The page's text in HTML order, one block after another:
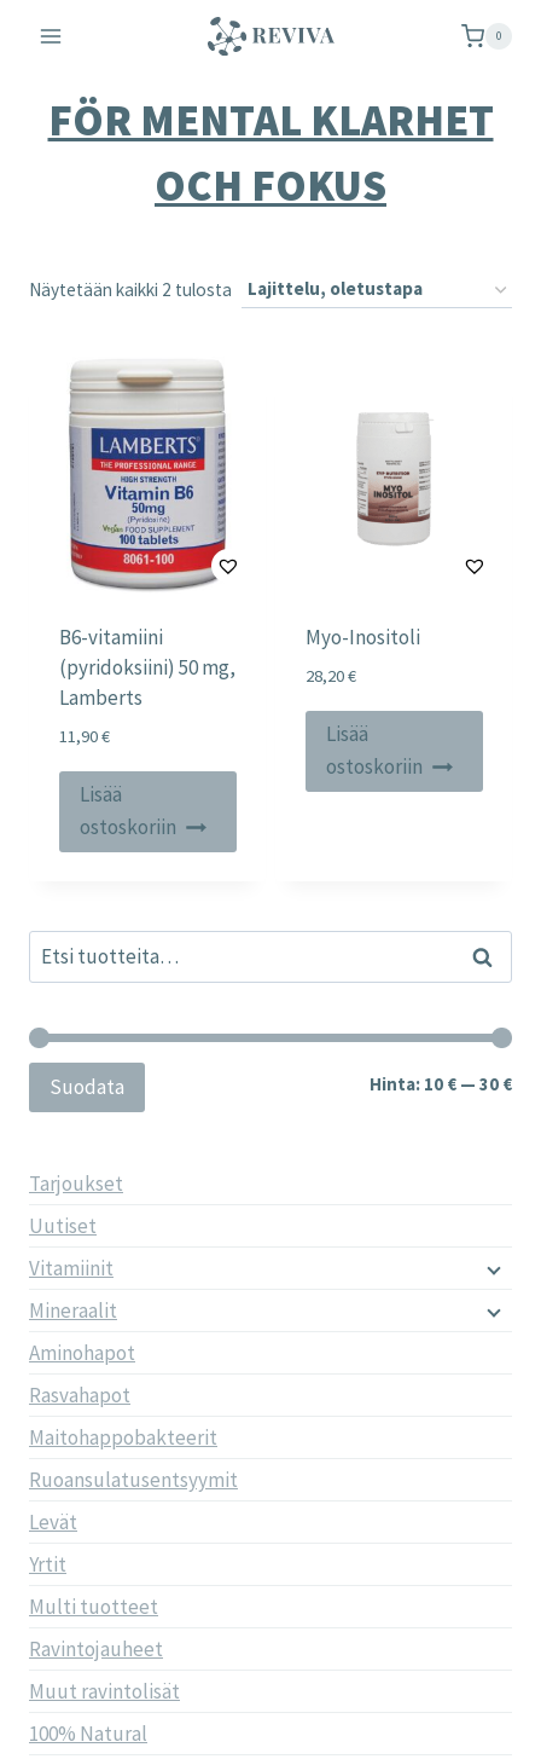
sisältöön
0
FÖR MENTAL KLARHET
OCH FOKUS
Näytetään kaikki 2 tulosta
B6-vitamiini
(pyridoksiini) 50 mg,
Lamberts
11,90€
Lisää
ostoskoriin
Myo-Inositoli
28,20€
Lisää
ostoskoriin
Etsi: Haku
Suodata Hinta: 10 € — 30 €
Tarjoukset
Uutiset
Vitamiinit
Mineraalit
Aminohapot
Rasvahapot
Maitohappobakteerit
Ruoansulatusentsyymit
Levät
Yrtit
Multi tuotteet
Ravintojauheet
Muut ravintolisät
100% Natural